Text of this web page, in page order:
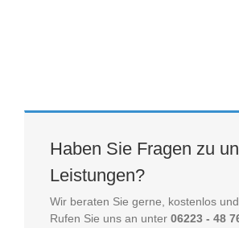
Haben Sie Fragen zu
Leistungen?
Wir beraten Sie gerne, kostenlos
Rufen Sie uns an unter 06223 - 48